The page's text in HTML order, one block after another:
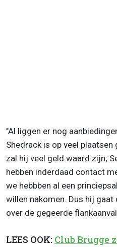
"Al liggen er nog
Shedrack is op veel plaatsen
zal hij veel geld waard zijn;
hebben inderdaad contact
we hebbben al een
willen nakomen. Dus hij gaat
over de gegeerde
LEES OOK: Club Brugge